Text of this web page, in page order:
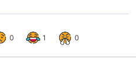
0 1 0